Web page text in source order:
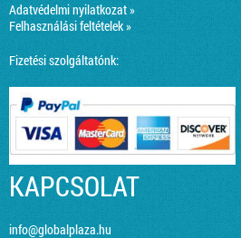
Adatvédelmi nyilatkozat »
Felhasználási feltételek »
Fizetési szolgáltatónk:
KAPCSOLAT
info@globalplaza.hu